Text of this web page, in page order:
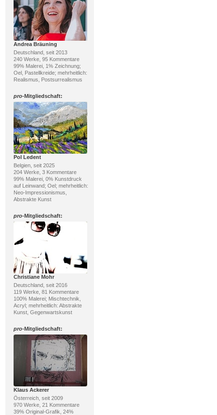
Andrea Bräuning
Deutschland, seit 2013
240 Werke, 95 Kommentare
99% Malerei, 1% Zeichnung;
Oel, Pastellkreide; mehrheitlich:
Realismus, Postsurrealismus
pro-Mitgliedschaft:
Pol Ledent
Belgien, seit 2025
204 Werke, 3 Kommentare
99% Malerei, 0% Kunstdruck
auf Leinwand; Oel; mehrheitlich:
Neo-Impressionismus,
Abstrakte Kunst
pro-Mitgliedschaft:
Christiane Mohr
Deutschland, seit 2016
119 Werke, 81 Kommentare
100% Malerei; Mischtechnik,
Acryl; mehrheitlich: Abstrakte
Kunst, Gegenwartskunst
pro-Mitgliedschaft:
Klaus Ackerer
Österreich, seit 2009
970 Werke, 21 Kommentare
39% Original-Grafik, 24%